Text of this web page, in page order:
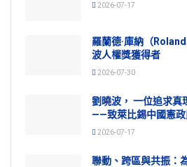
2026-07-17
羅蘭德·庫納（
波人權獎獲得者
2026-07-30
劉曉波， 一位追求真
——致萊比錫中國憲政
2026-07-17
聯動、跨區與共振：